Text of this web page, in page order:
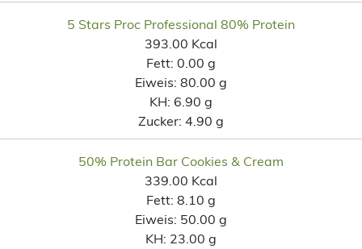
5 Stars Proc Professional 80% Protein
393.00 Kcal
Fett: 0.00 g
Eiweis: 80.00 g
KH: 6.90 g
Zucker: 4.90 g
50% Protein Bar Cookies & Cream
339.00 Kcal
Fett: 8.10 g
Eiweis: 50.00 g
KH: 23.00 g